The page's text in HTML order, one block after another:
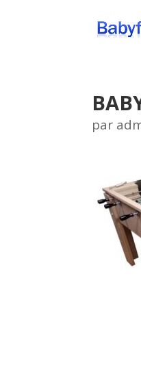
par